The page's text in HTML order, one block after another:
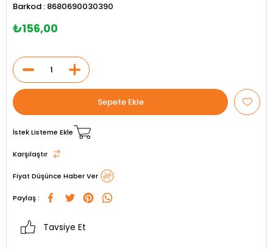
Barkod : 8680690030390
₺156,00
İstek Listeme Ekle
Karşılaştır
Fiyat Düşünce Haber Ver
Paylaş :
Tavsiye Et